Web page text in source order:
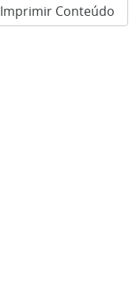
Imprimir Conteúdo